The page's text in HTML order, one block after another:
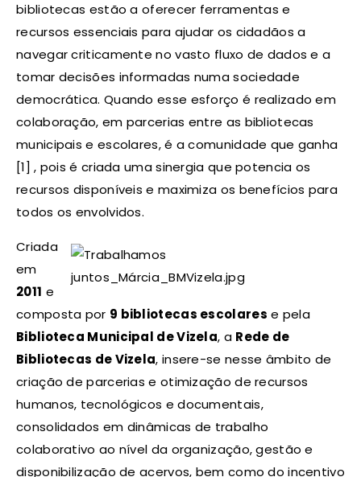
bibliotecas estão a oferecer ferramentas e
recursos essenciais para ajudar os cidadãos a
navegar criticamente no vasto fluxo de dados e a
tomar decisões informadas numa sociedade
democrática. Quando esse esforço é realizado em
colaboração, em parcerias entre as bibliotecas
municipais e escolares, é a comunidade que ganha
[1] , pois é criada uma sinergia que potencia os
recursos disponíveis e maximiza os benefícios para
todos os envolvidos.
Criada
em
2011 e
composta por 9 bibliotecas escolares e pela
Biblioteca Municipal de Vizela, a Rede de
Bibliotecas de Vizela, insere-se nesse âmbito de
criação de parcerias e otimização de recursos
humanos, tecnológicos e documentais,
consolidados em dinâmicas de trabalho
colaborativo ao nível da organização, gestão e
disponibilização de acervos, bem como do incentivo